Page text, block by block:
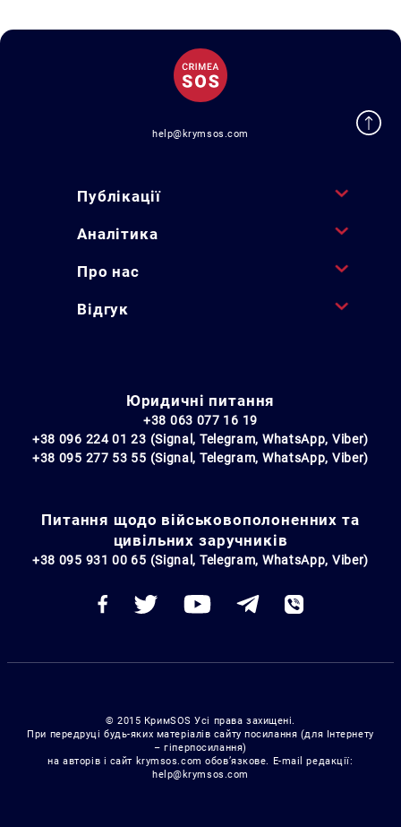
help@krymsos.com
Публікації
Аналітика
Про нас
Відгук
Юридичні питання
+38 063 077 16 19
+38 096 224 01 23 (Signal, Telegram, WhatsApp, Viber)
+38 095 277 53 55 (Signal, Telegram, WhatsApp, Viber)
Питання щодо військовополоненних та
цивільних заручників
+38 095 931 00 65 (Signal, Telegram, WhatsApp, Viber)
© 2015 КримSOS Усі права захищені.
При передруці будь-яких матеріалів сайту посилання (для Інтернету
– гіперпосилання)
на авторів і сайт krymsos.com обов’язкове. E-mail редакції:
help@krymsos.com